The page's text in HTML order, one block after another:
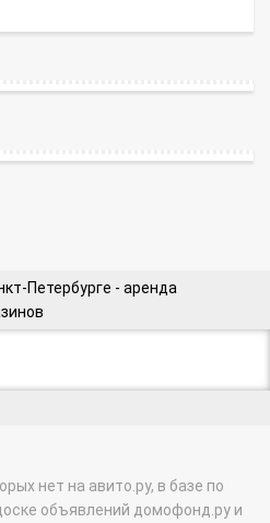
Петербурге - аренда
нет на авито.ру, в базе по
объявлений домофонд.ру и